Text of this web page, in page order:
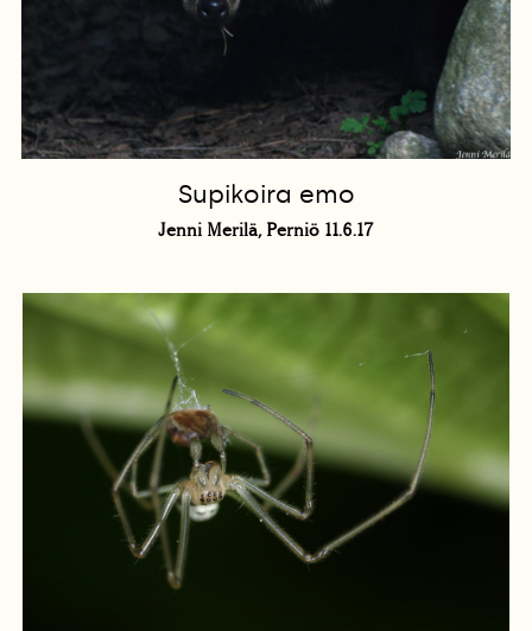
Supikoira emo
Jenni Merilä, Perniö 11.6.17